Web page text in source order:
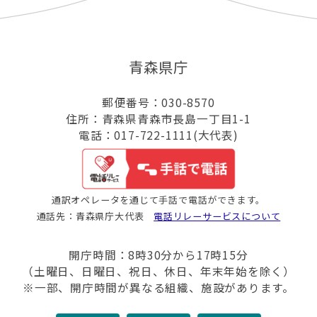
青森県庁
郵便番号：030-8570
住所：青森県青森市長島一丁目1-1
電話：017-722-1111(大代表)
通訳オペレータを通じて手話で電話ができます。
通話先：青森県庁大代表 電話リレーサービスについて
開庁時間：8時30分から17時15分
（土曜日、日曜日、祝日、休日、年末年始を除く）
※一部、開庁時間が異なる組織、施設があります。